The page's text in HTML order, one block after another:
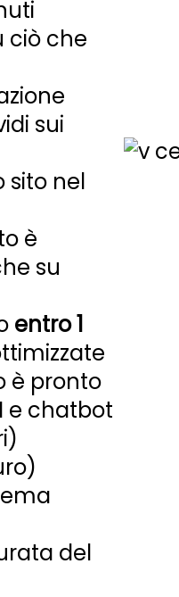
ciò che
sui
sito nel
è
su
entro 1
è pronto
e chatbot
del